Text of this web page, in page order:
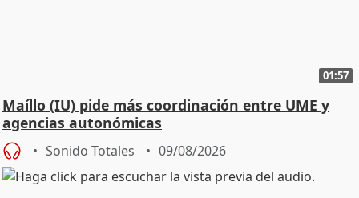
01:57
Maíllo (IU) pide más coordinación entre UME y
agencias autonómicas
Sonido Totales 09/08/2026